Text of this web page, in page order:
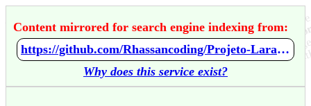
Content mirrored for search engine indexing from:
https://github.com/Rhassancoding/Projeto-Laravel/wiki/Criando-um-Projeto-Laravel-Passo-a-Passo
Why does this service exist?